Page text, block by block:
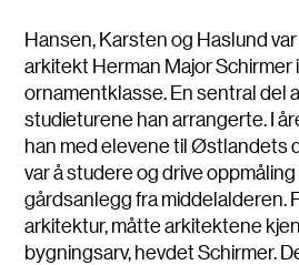
Hansen, Karsten og Haslund
arkitekt Herman Major Schirmer
ornamentklasse. En sentral del
studieturene han arrangerte. I
han med elevene til Østlandets
var å studere og drive oppmåling
gårdsanlegg fra middelalderen.
arkitektur, måtte arkitektene
bygningsarv, hevdet Schirmer.